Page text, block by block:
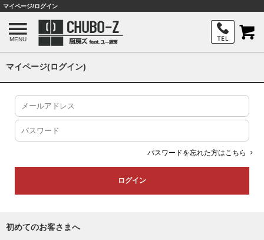
マイページ/ログイン
MENU
マイページ(ログイン)
パスワードを忘れた方はこちら
初めてのお客さまへ